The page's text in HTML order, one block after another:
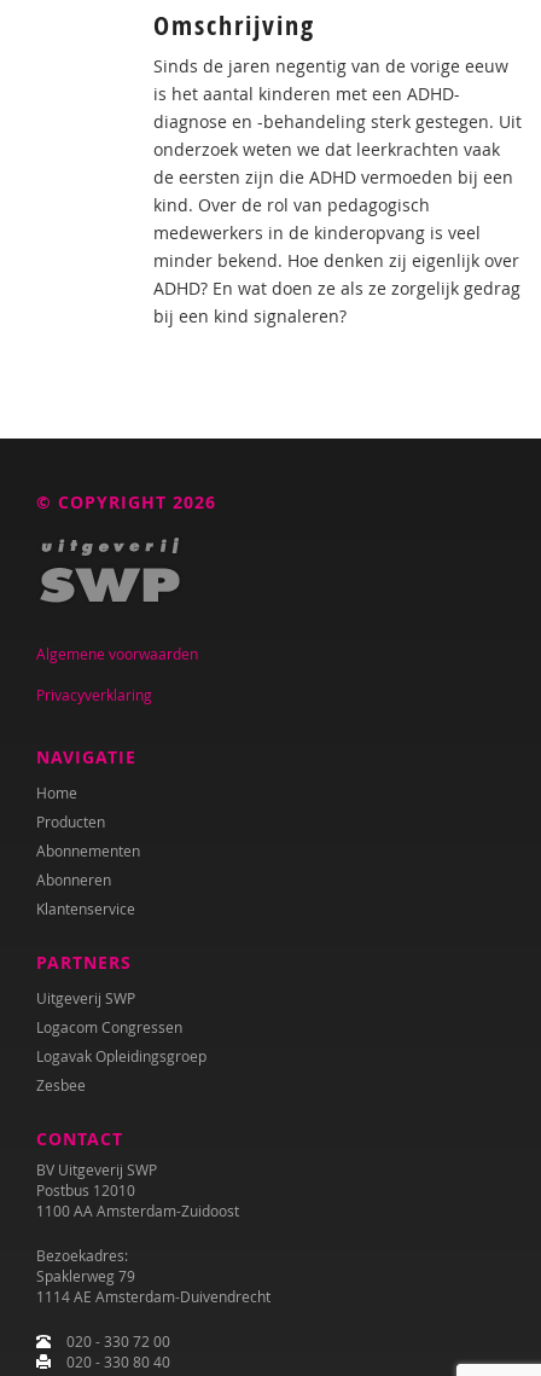
Omschrijving
Sinds de jaren negentig van de vorige eeuw
is het aantal kinderen met een ADHD-
diagnose en -behandeling sterk gestegen. Uit
onderzoek weten we dat leerkrachten vaak
de eersten zijn die ADHD vermoeden bij een
kind. Over de rol van pedagogisch
medewerkers in de kinderopvang is veel
minder bekend. Hoe denken zij eigenlijk over
ADHD? En wat doen ze als ze zorgelijk gedrag
bij een kind signaleren?
© COPYRIGHT 2026
Algemene voorwaarden
Privacyverklaring
NAVIGATIE
Home
Producten
Abonnementen
Abonneren
Klantenservice
PARTNERS
Uitgeverij SWP
Logacom Congressen
Logavak Opleidingsgroep
Zesbee
CONTACT
BV Uitgeverij SWP
Postbus 12010
1100 AA Amsterdam-Zuidoost
Bezoekadres:
Spaklerweg 79
1114 AE Amsterdam-Duivendrecht
020 - 330 72 00
020 - 330 80 40